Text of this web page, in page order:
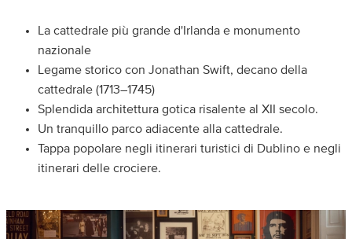
La cattedrale più grande d'Irlanda e monumento
nazionale
Legame storico con Jonathan Swift, decano della
cattedrale (1713–1745)
Splendida architettura gotica risalente al XII secolo.
Un tranquillo parco adiacente alla cattedrale.
Tappa popolare negli itinerari turistici di Dublino e negli
itinerari delle crociere.